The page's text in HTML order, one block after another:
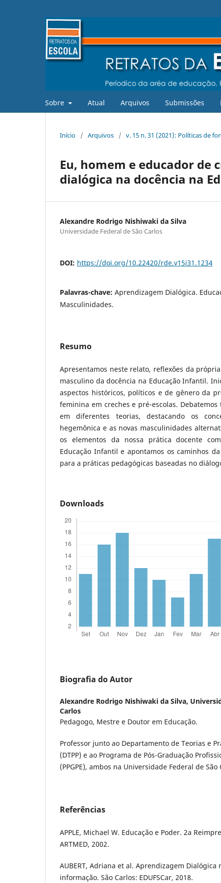
Sobre Atual Arquivos Submissões
Início / Arquivos / v. 15 n. 31 (2021): Políticas de
Eu, homem e educador de
dialógica na docência na
Alexandre Rodrigo Nishiwaki da Silva
Universidade Federal de São Carlos
DOI: https://doi.org/10.22420/rde.v15i31.1234
Palavras-chave: Aprendizagem Dialógica.
Masculinidades.
Resumo
Apresentamos neste relato, reflexões da
masculino da docência na Educação Infantil.
aspectos históricos, políticos e de gênero da
feminina em creches e pré-escolas.
em diferentes teorias, destacando os
hegemônica e as novas masculinidades
os elementos da nossa prática docente
Educação Infantil e apontamos os caminhos
para a práticas pedagógicas baseadas no
Downloads
Biografia do Autor
Alexandre Rodrigo Nishiwaki da Silva,
Carlos
Pedagogo, Mestre e Doutor em Educação.
Professor junto ao Departamento de Teorias e
(DTPP) e ao Programa de Pós-Graduação
(PPGPE), ambos na Universidade Federal de São
Referências
APPLE, Michael W. Educação e Poder. 2a
ARTMED, 2002.
AUBERT, Adriana et al. Aprendizagem Dialógica
informação. São Carlos: EDUFSCar, 2018.